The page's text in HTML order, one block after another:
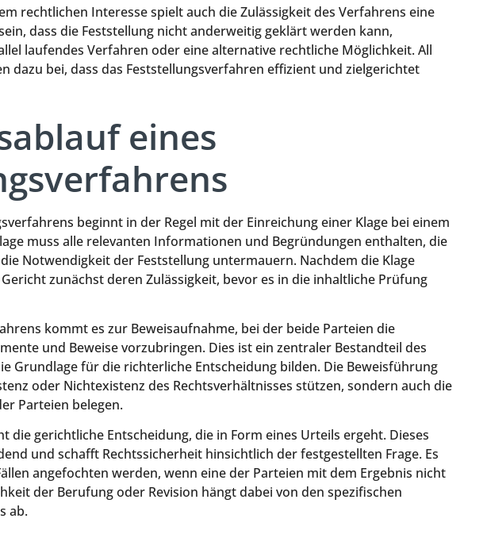
rechtlichen Interesse spielt auch die Zulässigkeit des Verfahrens eine
dass die Feststellung nicht anderweitig geklärt werden kann,
laufendes Verfahren oder eine alternative rechtliche Möglichkeit. All
dazu bei, dass das Feststellungsverfahren effizient und zielgerichtet
eines
beginnt in der Regel mit der Einreichung einer Klage bei einem
muss alle relevanten Informationen und Begründungen enthalten, die
Notwendigkeit der Feststellung untermauern. Nachdem die Klage
zunächst deren Zulässigkeit, bevor es in die inhaltliche Prüfung
kommt es zur Beweisaufnahme, bei der beide Parteien die
und Beweise vorzubringen. Dies ist ein zentraler Bestandteil des
Grundlage für die richterliche Entscheidung bilden. Die Beweisführung
oder Nichtexistenz des Rechtsverhältnisses stützen, sondern auch die
Parteien belegen.
die gerichtliche Entscheidung, die in Form eines Urteils ergeht. Dieses
und schafft Rechtssicherheit hinsichtlich der festgestellten Frage. Es
angefochten werden, wenn eine der Parteien mit dem Ergebnis nicht
der Berufung oder Revision hängt dabei von den spezifischen
ab.